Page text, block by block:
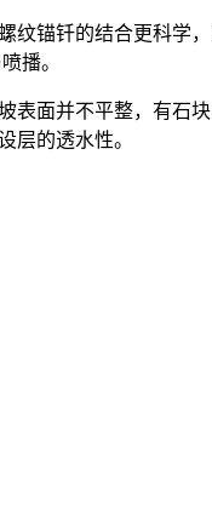
纹锚钎的结合更科学
播。
表面并不平整，有石
层的透水性。